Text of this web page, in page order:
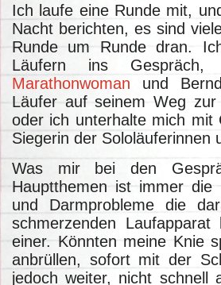
Ich laufe eine Runde mit,
Nacht berichten, es sind
Runde um Runde dran.
Läufern ins Gespräch,
Marathonwoman und
Läufer auf seinem Weg zur
oder ich unterhalte mich mit
Siegerin der Sololäuferinnen
Was mir bei den
Hauptthemen ist immer
und Darmprobleme die
schmerzenden
einer. Könnten meine Knie
anbrüllen, sofort mit der
jedoch weiter, nicht